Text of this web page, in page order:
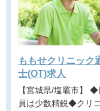
ももせクリニック
士(OT)求人
【宮城県/塩竈市】 ◆日祝固定休み◆1対1の個別リハビリ◆職
員は少数精鋭◆クリ